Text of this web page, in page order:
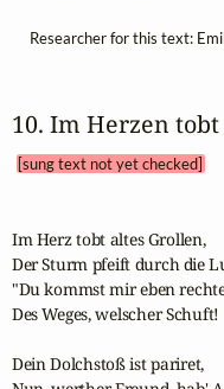
Researcher for this text:
10. Im Herzen
[sung text not yet checked]
Im Herz tobt altes Grollen,
Der Sturm pfeift durch die
"Du kommst mir eben
Des Weges, welscher Schuft!
Dein Dolchstoß ist pariret,